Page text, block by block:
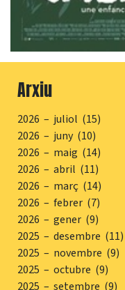
Arxiu
2026 – juliol (15)
2026 – juny (10)
2026 – maig (14)
2026 – abril (11)
2026 – març (14)
2026 – febrer (7)
2026 – gener (9)
2025 – desembre (11)
2025 – novembre (9)
2025 – octubre (9)
2025 – setembre (9)